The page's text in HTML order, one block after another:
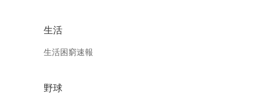
生活
生活困窮速報
野球